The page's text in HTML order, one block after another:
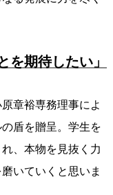
期待したい」
章裕専務理事によ
盾を贈呈。学生を
、本物を見抜く力
いていくと思いま